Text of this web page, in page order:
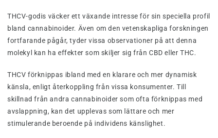
THCV-godis väcker ett växande intresse för sin speciella profil
bland cannabinoider. Även om den vetenskapliga forskningen
fortfarande pågår, tyder vissa observationer på att denna
molekyl kan ha effekter som skiljer sig från CBD eller THC.
THCV förknippas ibland med en klarare och mer dynamisk
känsla, enligt återkoppling från vissa konsumenter. Till
skillnad från andra cannabinoider som ofta förknippas med
avslappning, kan det upplevas som lättare och mer
stimulerande beroende på individens känslighet.